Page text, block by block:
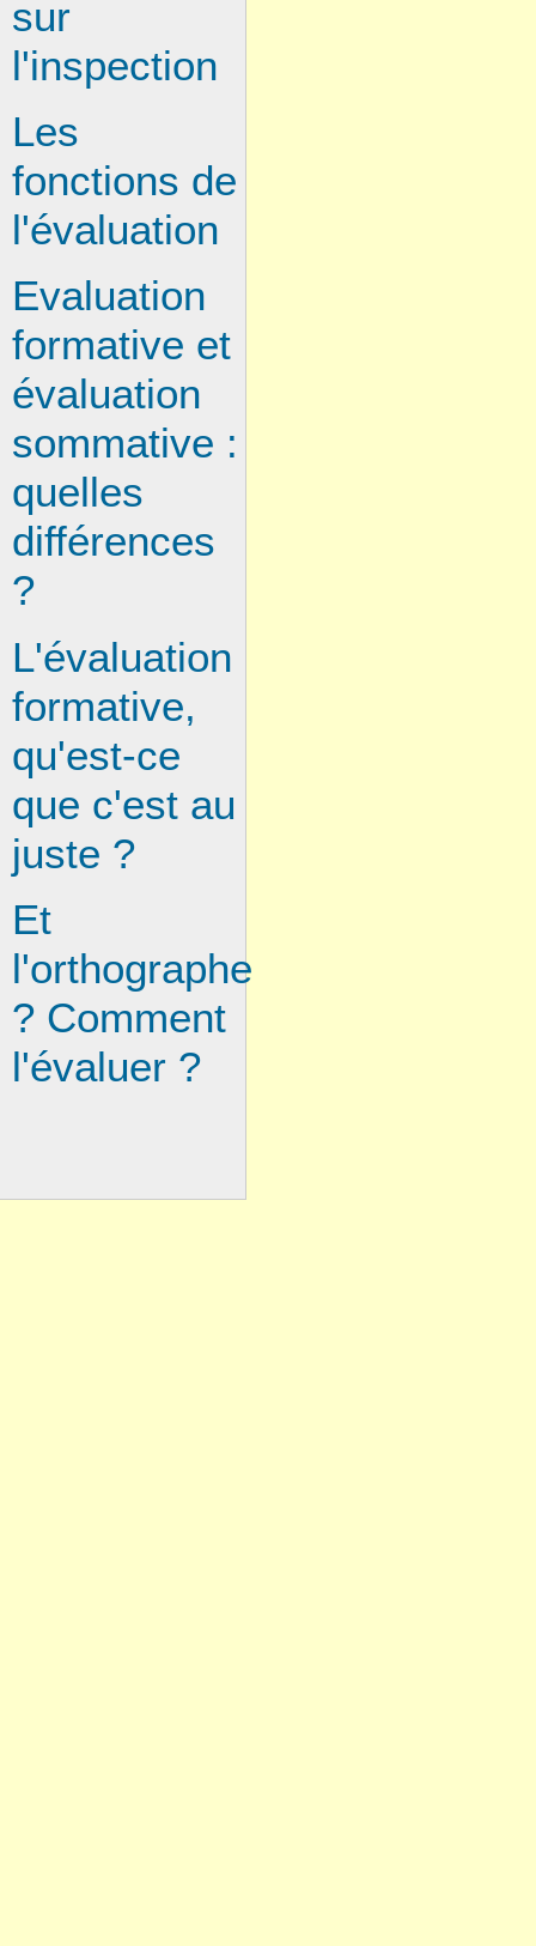
sur
l'inspection
Les
fonctions de
l'évaluation
Evaluation
formative et
évaluation
sommative :
quelles
différences
?
L'évaluation
formative,
qu'est-ce
que c'est au
juste ?
Et
l'orthographe
? Comment
l'évaluer ?